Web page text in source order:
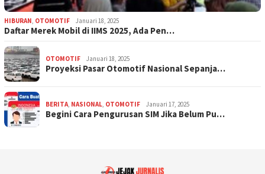
HIBURAN, OTOMOTIF Januari 18, 2025
Daftar Merek Mobil di IIMS 2025, Ada Pen…
OTOMOTIF Januari 18, 2025
Proyeksi Pasar Otomotif Nasional Sepanja…
BERITA, NASIONAL, OTOMOTIF Januari 17, 2025
Begini Cara Pengurusan SIM Jika Belum Pu…